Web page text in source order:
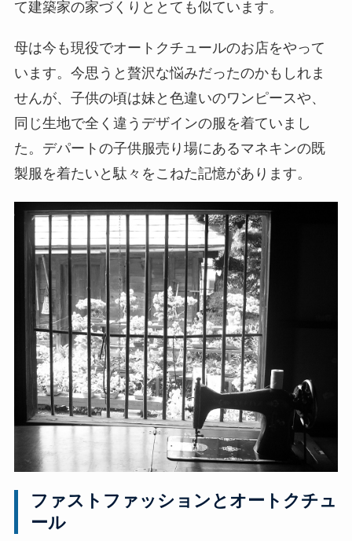
て建築家の家づくりととても似ています。
母は今も現役でオートクチュールのお店をやって
います。今思うと贅沢な悩みだったのかもしれま
せんが、子供の頃は妹と色違いのワンピースや、
同じ生地で全く違うデザインの服を着ていまし
た。デパートの子供服売り場にあるマネキンの既
製服を着たいと駄々をこねた記憶があります。
ファストファッションとオートクチュ
ール